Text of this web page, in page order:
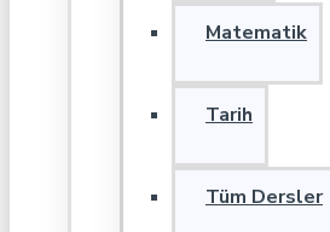
Matematik
Tarih
Tüm Dersler